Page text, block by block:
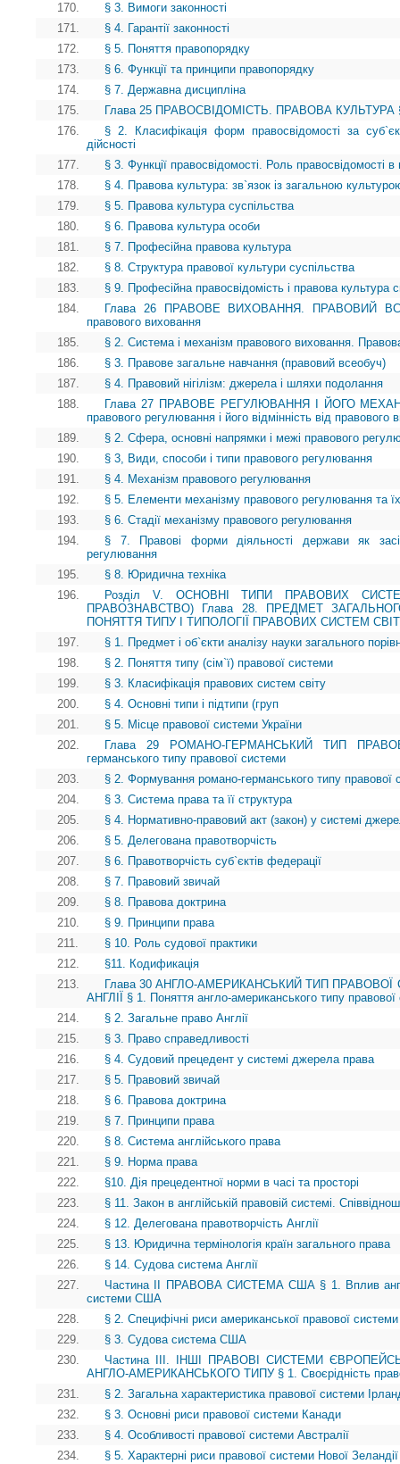
170.
§ 3. Вимоги законності
171.
§ 4. Гарантії законності
172.
§ 5. Поняття правопорядку
173.
§ 6. Функції та принципи правопорядку
174.
§ 7. Державна дисципліна
175.
Глава 25 ПРАВОСВІДОМІСТЬ. ПРАВОВА КУЛЬТУРА §
176.
§ 2. Класифікація форм правосвідомості за
дійсності
177.
§ 3. Функції правосвідомості. Роль правосвідомості в
178.
§ 4. Правова культура: зв`язок із загальною
179.
§ 5. Правова культура суспільства
180.
§ 6. Правова культура особи
181.
§ 7. Професійна правова культура
182.
§ 8. Структура правової культури суспільства
183.
§ 9. Професійна правосвідомість і правова культура
184.
Глава 26 ПРАВОВЕ ВИХОВАННЯ. ПРАВОВИЙ
правового виховання
185.
§ 2. Система і механізм правового виховання.
186.
§ 3. Правове загальне навчання (правовий всеобуч)
187.
§ 4. Правовий нігілізм: джерела і шляхи подолання
188.
Глава 27 ПРАВОВЕ РЕГУЛЮВАННЯ І ЙОГО
правового регулювання і його відмінність від правового
189.
§ 2. Сфера, основні напрямки і межі правового
190.
§ 3, Види, способи і типи правового регулювання
191.
§ 4. Механізм правового регулювання
192.
§ 5. Елементи механізму правового регулювання та
193.
§ 6. Стадії механізму правового регулювання
194.
§ 7. Правові форми діяльності держави як
регулювання
195.
§ 8. Юридична техніка
196.
Розділ V. ОСНОВНІ ТИПИ ПРАВОВИХ
ПРАВОЗНАВСТВО) Глава 28. ПРЕДМЕТ
ПОНЯТТЯ ТИПУ І ТИПОЛОГІЇ ПРАВОВИХ СИСТЕМ
197.
§ 1. Предмет і об`єкти аналізу науки загального
198.
§ 2. Поняття типу (сім`ї) правової системи
199.
§ 3. Класифікація правових систем світу
200.
§ 4. Основні типи і підтипи (груп
201.
§ 5. Місце правової системи України
202.
Глава 29 РОМАНО-ГЕРМАНСЬКИЙ ТИП
германського типу правової системи
203.
§ 2. Формування романо-германського типу правової
204.
§ 3. Система права та її структура
205.
§ 4. Нормативно-правовий акт (закон) у системі
206.
§ 5. Делегована правотворчість
207.
§ 6. Правотворчість суб`єктів федерації
208.
§ 7. Правовий звичай
209.
§ 8. Правова доктрина
210.
§ 9. Принципи права
211.
§ 10. Роль судової практики
212.
§11. Кодификація
213.
Глава 30 АНГЛО-АМЕРИКАНСЬКИЙ ТИП
АНГЛІЇ § 1. Поняття англо-американського типу
214.
§ 2. Загальне право Англії
215.
§ 3. Право справедливості
216.
§ 4. Судовий прецедент у системі джерела права
217.
§ 5. Правовий звичай
218.
§ 6. Правова доктрина
219.
§ 7. Принципи права
220.
§ 8. Система англійського права
221.
§ 9. Норма права
222.
§10. Дія прецедентної норми в часі та просторі
223.
§ 11. Закон в англійській правовій системі.
224.
§ 12. Делегована правотворчість Англії
225.
§ 13. Юридична термінологія країн загального права
226.
§ 14. Судова система Англії
227.
Частина II ПРАВОВА СИСТЕМА США § 1. Вплив
системи США
228.
§ 2. Специфічні риси американської правової системи
229.
§ 3. Судова система США
230.
Частина ІІІ. ІНШІ ПРАВОВІ СИСТЕМИ
АНГЛО-АМЕРИКАНСЬКОГО ТИПУ § 1. Своєрідність
231.
§ 2. Загальна характеристика правової системи
232.
§ 3. Основні риси правової системи Канади
233.
§ 4. Особливості правової системи Австралії
234.
§ 5. Характерні риси правової системи Нової Зеландії